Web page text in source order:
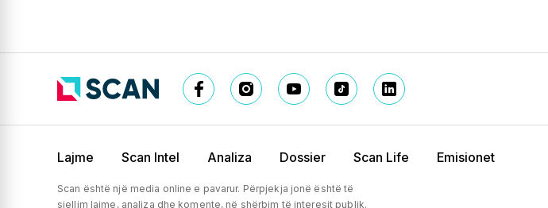
Lajme Scan Intel Analiza Dossier Scan Life Emisionet
Scan është një media online e pavarur. Përpjekja jonë është të
sjellim lajme, analiza dhe komente, në shërbim të interesit publik.